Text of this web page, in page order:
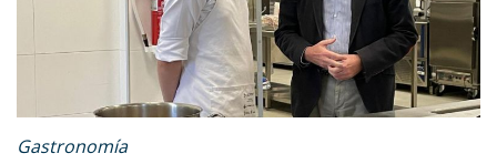
Gastronomía